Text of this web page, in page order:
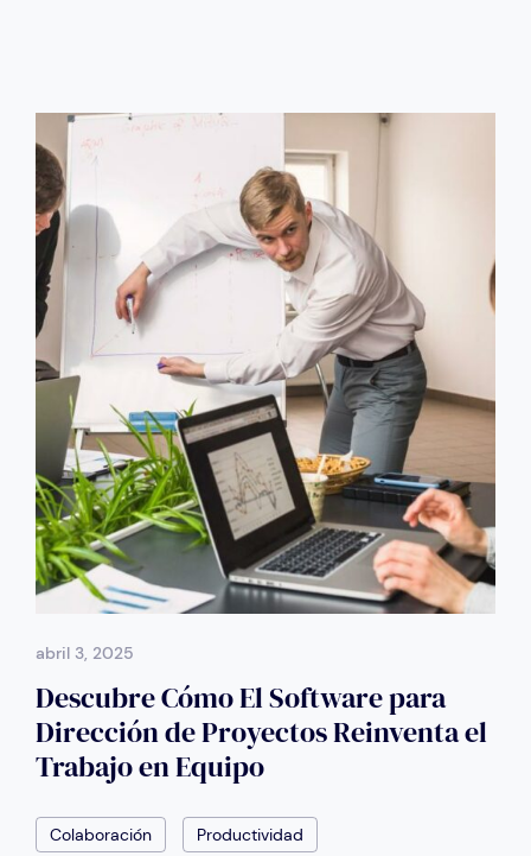
abril 3, 2025
Descubre Cómo El Software para
Dirección de Proyectos Reinventa el
Trabajo en Equipo
Colaboración Productividad